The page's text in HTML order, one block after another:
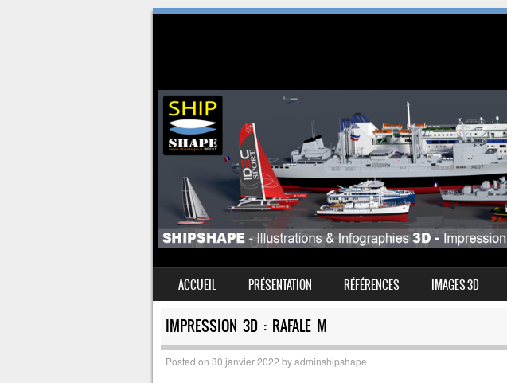
MENU
SKIP TO CONTENT
ACCUEIL PRÉSENTATION RÉFÉRENCES IMAGES 3D
IMPRESSION 3D : RAFALE M
Posted on 30 janvier 2022 byadminshipshape